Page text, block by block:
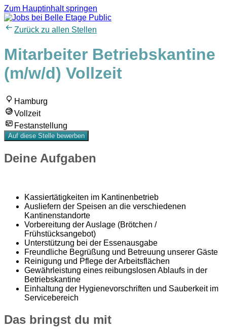
Zum Hauptinhalt springen
Zurück zu allen Stellen
Mitarbeiter Betriebskantine
(m/w/d) Vollzeit
Hamburg
Vollzeit
Festanstellung
Auf diese Stelle bewerben
Deine Aufgaben
Kassiertätigkeiten im Kantinenbetrieb
Ausliefern der Speisen an die verschiedenen
Kantinenstandorte
Vorbereitung der Auslage (Brötchen /
Frühstücksangebot)
Unterstützung bei der Essenausgabe
Freundliche Begrüßung und Betreuung unserer Gäste
Reinigung und Pflege der Arbeitsflächen
Gewährleistung eines reibungslosen Ablaufs in der
Betriebskantine
Einhaltung der Hygienevorschriften und Sauberkeit im
Servicebereich
Das bringst du mit